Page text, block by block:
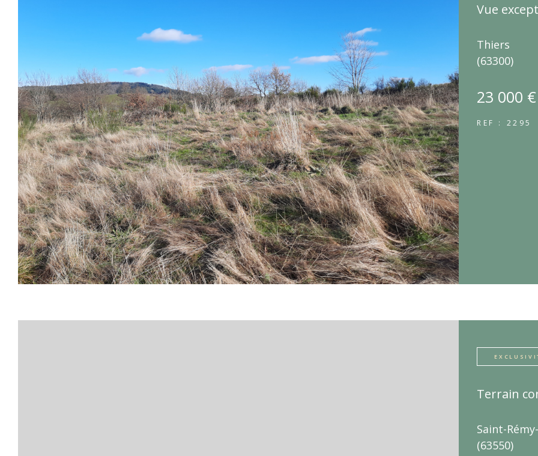
Vue
Thiers
(63300)
23 000 €
REF : 2295
Terrain
Saint-
(63550)